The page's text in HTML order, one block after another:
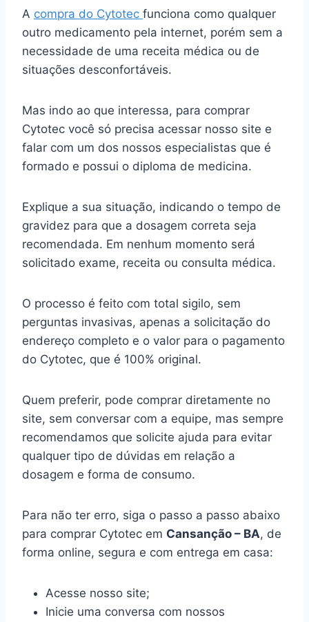
A compra do Cytotec funciona como qualquer
outro medicamento pela internet, porém sem a
necessidade de uma receita médica ou de
situações desconfortáveis.
Mas indo ao que interessa, para comprar
Cytotec você só precisa acessar nosso site e
falar com um dos nossos especialistas que é
formado e possui o diploma de medicina.
Explique a sua situação, indicando o tempo de
gravidez para que a dosagem correta seja
recomendada. Em nenhum momento será
solicitado exame, receita ou consulta médica.
O processo é feito com total sigilo, sem
perguntas invasivas, apenas a solicitação do
endereço completo e o valor para o pagamento
do Cytotec, que é 100% original.
Quem preferir, pode comprar diretamente no
site, sem conversar com a equipe, mas sempre
recomendamos que solicite ajuda para evitar
qualquer tipo de dúvidas em relação a
dosagem e forma de consumo.
Para não ter erro, siga o passo a passo abaixo
para comprar Cytotec em Cansanção – BA, de
forma online, segura e com entrega em casa:
Acesse nosso site;
Inicie uma conversa com nossos